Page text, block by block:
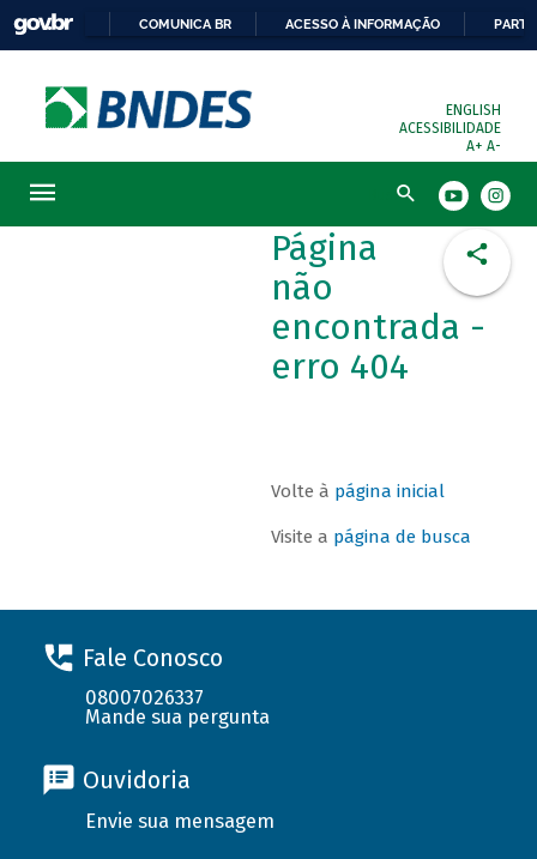
COMUNICA BR ACESSO À INFORMAÇÃO
ENGLISH
ACESSIBILIDADE
A+ A-
Busca
Página
não
encontrada -
erro 404
Volte à página inicial
Visite a página de busca
Fale Conosco
08007026337
Mande sua pergunta
Ouvidoria
Envie sua mensagem